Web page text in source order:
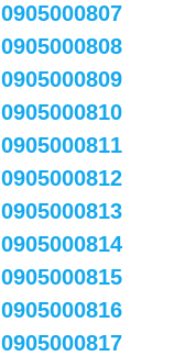
0905000807
0905000808
0905000809
0905000810
0905000811
0905000812
0905000813
0905000814
0905000815
0905000816
0905000817